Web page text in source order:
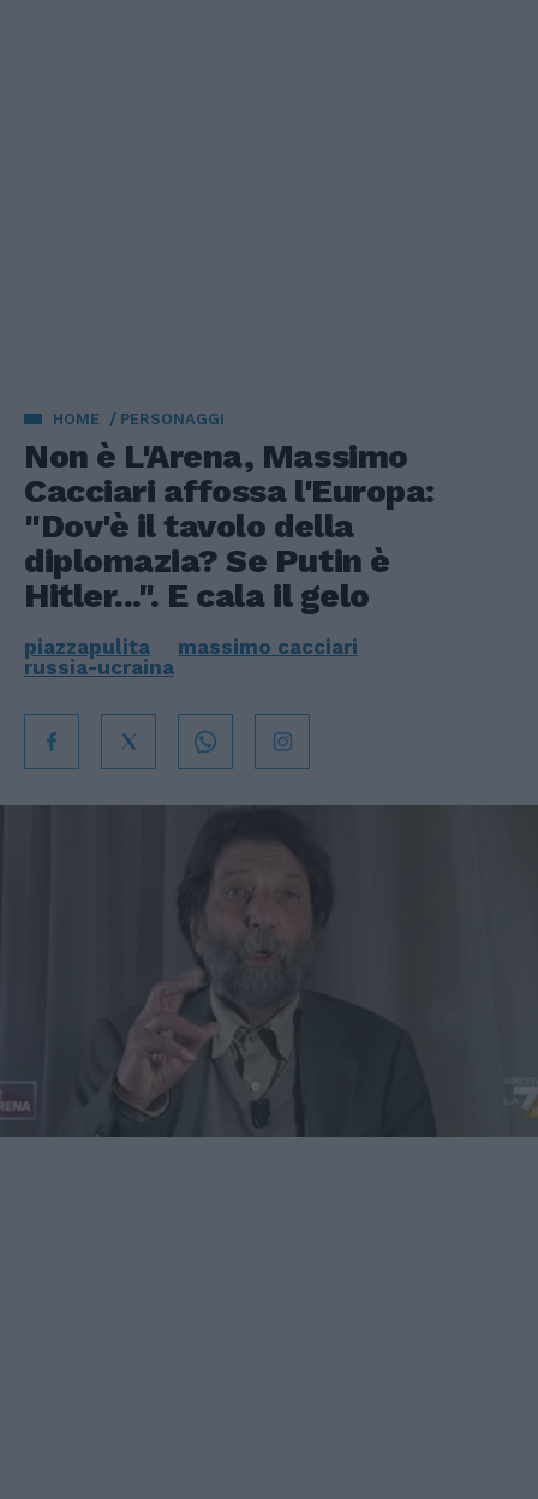
HOME PERSONAGGI
Non è L'Arena, Massimo
Cacciari affossa l'Europa:
"Dov'è il tavolo della
diplomazia? Se Putin è
Hitler...". E cala il gelo
piazzapulita
massimo cacciari
russia-ucraina